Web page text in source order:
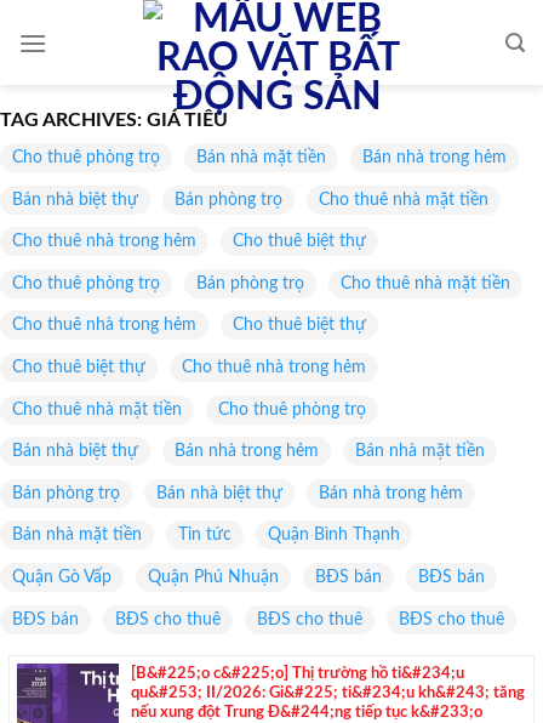
TAG ARCHIVES: GIÁ TIÊU
Cho thuê phòng trọ Bán nhà mặt tiền Bán nhà trong hẻm
Bán nhà biệt thự Bán phòng trọ Cho thuê nhà mặt tiền
Cho thuê nhà trong hẻm Cho thuê biệt thự
Cho thuê phòng trọ Bán phòng trọ Cho thuê nhà mặt tiền
Cho thuê nhà trong hẻm Cho thuê biệt thự
Cho thuê biệt thự Cho thuê nhà trong hẻm
Cho thuê nhà mặt tiền Cho thuê phòng trọ
Bán nhà biệt thự Bán nhà trong hẻm Bán nhà mặt tiền
Bán phòng trọ Bán nhà biệt thự Bán nhà trong hẻm
Bán nhà mặt tiền Tin tức Quận Bình Thạnh
Quận Gò Vấp Quận Phú Nhuận BĐS bán BĐS bán
BĐS bán BĐS cho thuê BĐS cho thuê BĐS cho thuê
[B&#225;o c&#225;o] Thị trường hồ ti&#234;u
qu&#253; II/2026: Gi&#225; ti&#234;u kh&#243; tăng
nếu xung đột Trung Đ&#244;ng tiếp tục k&#233;o